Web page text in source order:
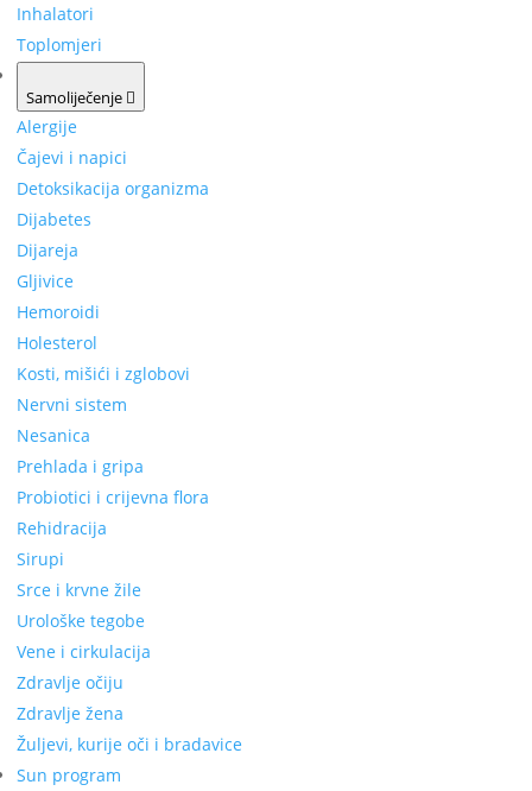
Inhalatori
Toplomjeri
Samoliječenje
Alergije
Čajevi i napici
Detoksikacija organizma
Dijabetes
Dijareja
Gljivice
Hemoroidi
Holesterol
Kosti, mišići i zglobovi
Nervni sistem
Nesanica
Prehlada i gripa
Probiotici i crijevna flora
Rehidracija
Sirupi
Srce i krvne žile
Urološke tegobe
Vene i cirkulacija
Zdravlje očiju
Zdravlje žena
Žuljevi, kurije oči i bradavice
Sun program